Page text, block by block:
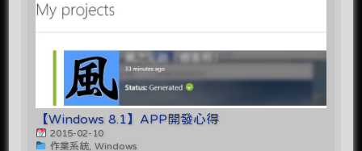
【Windows 8.1】APP開發心得
2015-02-10
作業系統, Windows